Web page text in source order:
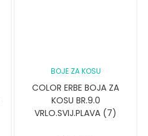
BOJE ZA KOSU
COLOR ERBE BOJA ZA
KOSU BR.9.0
VRLO.SVIJ.PLAVA (7)